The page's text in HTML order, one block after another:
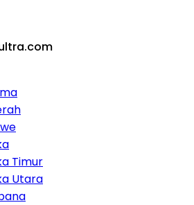
Timur
Utara